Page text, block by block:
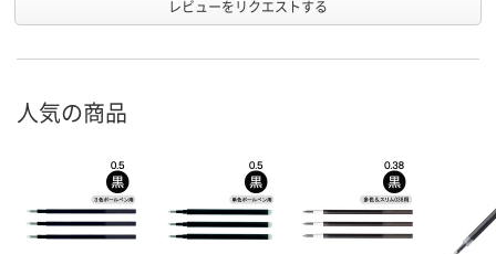
レビューをリクエストする
人気の商品